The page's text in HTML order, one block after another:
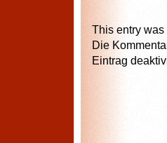
This entry was
Die
Eintrag